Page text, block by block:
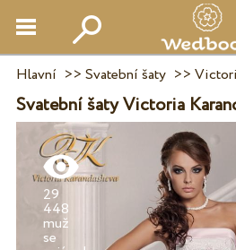
Hlavní >> Svatební šaty>>
Svatební šaty Victoria
29
448
muž
se